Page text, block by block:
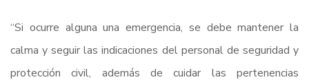
“Si ocurre alguna una emergencia, se debe mantener la
calma y seguir las indicaciones del personal de seguridad y
protección civil, además de cuidar las pertenencias